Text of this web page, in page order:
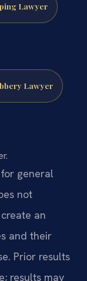
Lawyer
Lawyer
general
not
an
and their
Prior results
results may